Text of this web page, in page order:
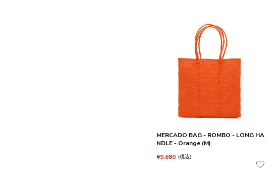
MERCADO BAG - ROMBO - LONG HA
NDLE - Orange (M)
¥9,680 税込